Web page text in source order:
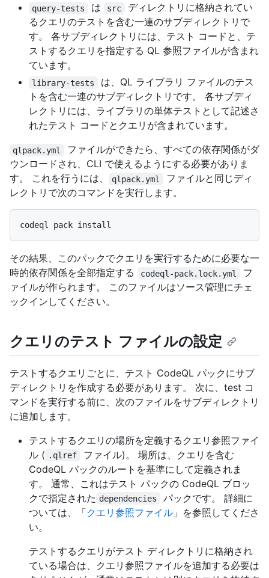
query-tests は src
ディレクトリに格納されてい
るクエリのテストを含む一連のサブディレクトリで
す。 各サブディレクトリには、テスト コードと、テ
ストするクエリを指定する QL 参照ファイルが含まれ
ています。
library-tests
は、QL ライブラリ ファイルのテス
トを含む一連のサブディレクトリです。 各サブディ
レクトリには、ライブラリの単体テストとして記述さ
れたテスト コードとクエリが含まれています。
qlpack.yml
ファイルができたら、すべての依存関係がダ
ウンロードされ、CLI で使えるようにする必要がありま
す。 これを行うには、
qlpack.yml
ファイルと同じディ
レクトリで次のコマンドを実行します。
その結果、このパックでクエリを実行するために必要な一
時的依存関係を全部指定する
codeql-pack.lock.yml
フ
ァイルが作られます。 このファイルはソース管理にチェ
ックインしてください。
クエリのテスト ファイルの設定
テストするクエリごとに、テスト CodeQL パックにサブ
ディレクトリを作成する必要があります。 次に、test コ
マンドを実行する前に、次のファイルをサブディレクトリ
に追加します。
テストするクエリの場所を定義するクエリ参照ファイ
ル ( .qlref
ファイル)。 場所は、クエリを含む
CodeQL パックのルートを基準にして定義されま
す。 通常、これはテスト パックの CodeQL ブロッ
クで指定された dependencies
パックです。 詳細に
ついては、「クエリ参照ファイル 」を参照してくださ
い。
テストするクエリがテスト ディレクトリに格納され
ている場合は、クエリ参照ファイルを追加する必要は